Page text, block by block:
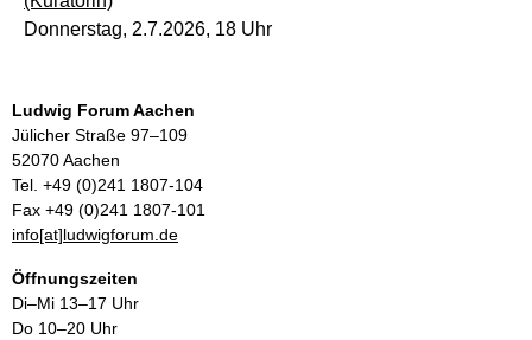
Donnerstag, 2.7.2026, 18 Uhr
Ludwig Forum Aachen
Jülicher Straße 97–109
52070 Aachen
Tel. +49 (0)241 1807-104
Fax +49 (0)241 1807-101
info[at]ludwigforum.de
Öffnungszeiten
Di–Mi 13–17 Uhr
Do 10–20 Uhr